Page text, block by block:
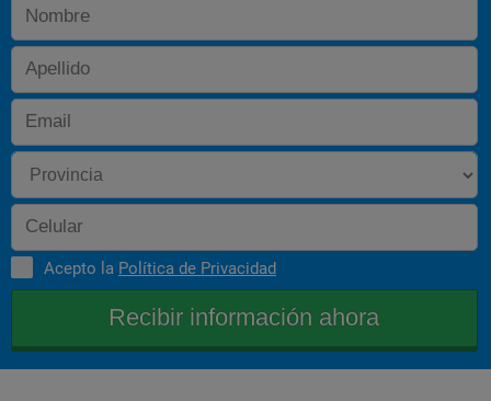
Deterioro de los materiales
Efecto de los residuos sobre el medio marino
Gestion de navieras
Instalaciones electricas marinas
Soldaduras
Asignaturas recomendadas de libre elección:
Economia maritima
Economia portuaria
Ingles nautico
Acepto la Política de Privacidad